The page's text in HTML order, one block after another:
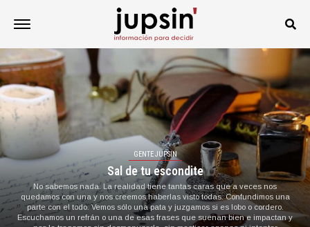
GENTE JUPSIN
Sal de tu escondite
No sabemos nada. La realidad tiene tantas caras que a veces nos
quedamos con una y nos creemos haberlas visto todas. Confundimos una
parte con el todo. Vemos sólo una pata y juzgamos si es lobo o cordero.
Escuchamos un refrán o una de esas frases que suenan bien e impactan y